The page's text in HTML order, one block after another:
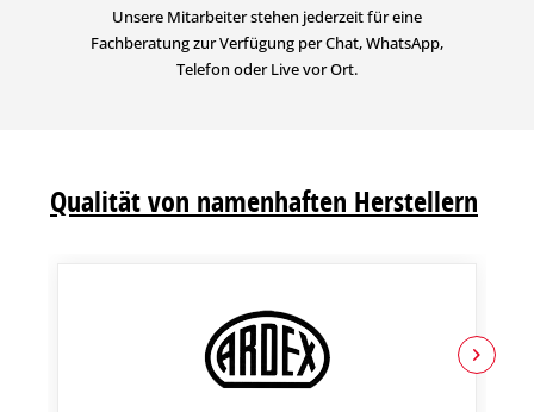
Unsere Mitarbeiter stehen jederzeit für eine
Fachberatung zur Verfügung per Chat, WhatsApp,
Telefon oder Live vor Ort.
Qualität von namenhaften Herstellern